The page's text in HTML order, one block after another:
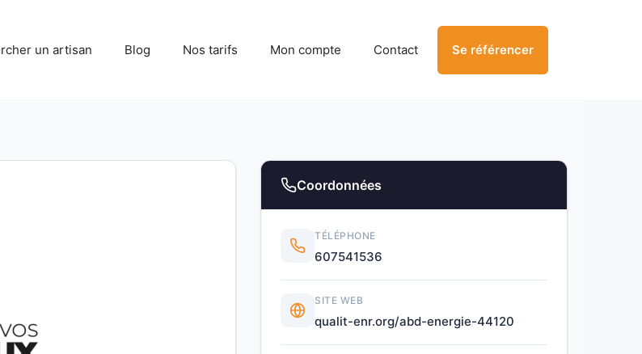
un artisan Blog Nos tarifs Mon compte Contact Se référencer
Coordonnées
TÉLÉPHONE
607541536
SITE WEB
qualit-enr.org/abd-energie-44120